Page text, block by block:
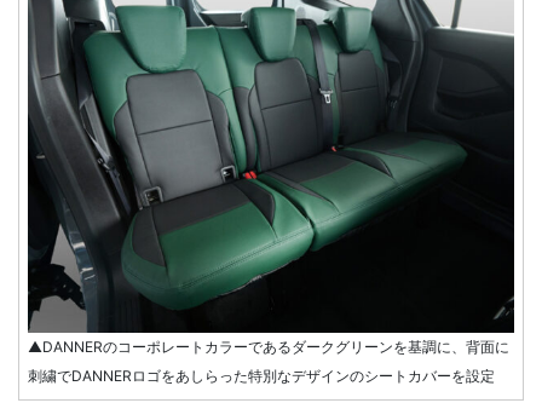
▲DANNERのコーポレートカラーであるダークグリーンを基調に、背面に
刺繍でDANNERロゴをあしらった特別なデザインのシートカバーを設定